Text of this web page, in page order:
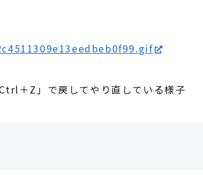
＋Z」で戻してやり直している様子